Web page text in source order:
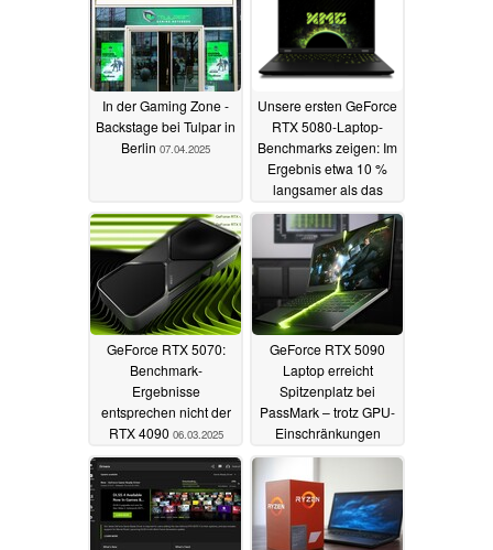
In der Gaming Zone -
Backstage bei Tulpar in
Berlin 07.04.2025
Unsere ersten GeForce
RTX 5080-Laptop-
Benchmarks zeigen: Im
Ergebnis etwa 10 %
langsamer als das
mobile RTX02.04.2025
GeForce RTX 5070:
Benchmark-
Ergebnisse
entsprechen nicht der
RTX 4090 06.03.2025
GeForce RTX 5090
Laptop erreicht
Spitzenplatz bei
PassMark – trotz GPU-
Einschränkungen
26.02.2025